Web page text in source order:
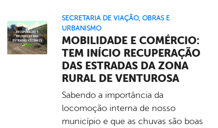
SECRETARIA DE VIAÇÃO, OBRAS E
URBANISMO
MOBILIDADE E COMÉRCIO:
TEM INÍCIO RECUPERAÇÃO
DAS ESTRADAS DA ZONA
RURAL DE VENTUROSA
Sabendo a importância da
locomoção interna de nosso
município e que as chuvas são boas